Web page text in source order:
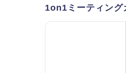
1on1ミーティング